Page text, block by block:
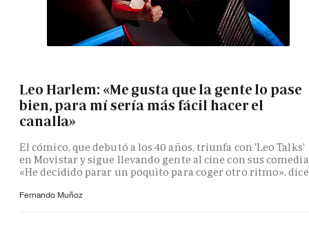
Leo Harlem: «Me gusta que la gente lo pase
bien, para mí sería más fácil hacer el
canalla»
El cómico, que debutó a los 40 años, triunfa con 'Leo Talks'
en Movistar y sigue llevando gente al cine con sus
«He decidido parar un poquito para coger otro ritmo», dice
Fernando Muñoz